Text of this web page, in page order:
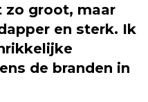
zo groot, maar
en sterk. Ik
de branden in